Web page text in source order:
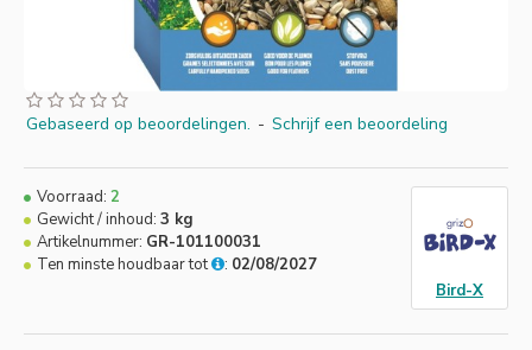
Gebaseerd op beoordelingen. - Schrijf een beoordeling
Voorraad: 2
Gewicht / inhoud: 3 kg
Artikelnummer: GR-101100031
Ten minste houdbaar tot
: 02/08/2027
Bird-X